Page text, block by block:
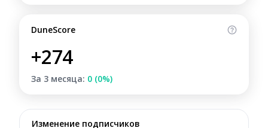
DuneScore
+274
За 3 месяца: 0 (0%)
Изменение подписчиков